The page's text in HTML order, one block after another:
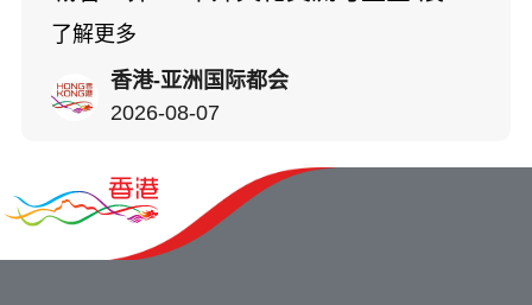
览，以超过600年的历史为脉络，展现
紫禁城作为中国与世界对话舞台的重要
意义（展期至2028年3月6日）。展览
物馆，以及多哈伊斯兰艺术博物馆三地
逾130件珍品，涵盖书画、珠宝、钟
表、瓷器等，细 ​
了解更多
香港-亚洲国际都会
2026-08-07